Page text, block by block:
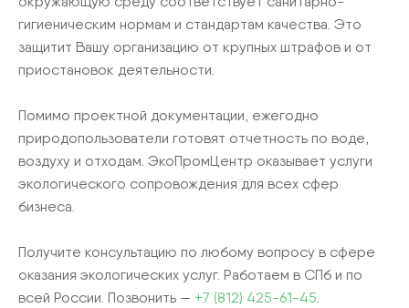
гигиеническим нормам и стандартам качества. Это
защитит Вашу организацию от крупных штрафов и от
приостановок деятельности.
Помимо проектной документации, ежегодно
природопользователи готовят отчетность по воде,
воздуху и отходам. ЭкоПромЦентр оказывает услуги
экологического сопровождения для всех сфер
бизнеса.
Получите консультацию по любому вопросу в сфере
оказания экологических услуг. Работаем в СПб и по
всей России. Позвонить — +7 (812) 425-61-45.